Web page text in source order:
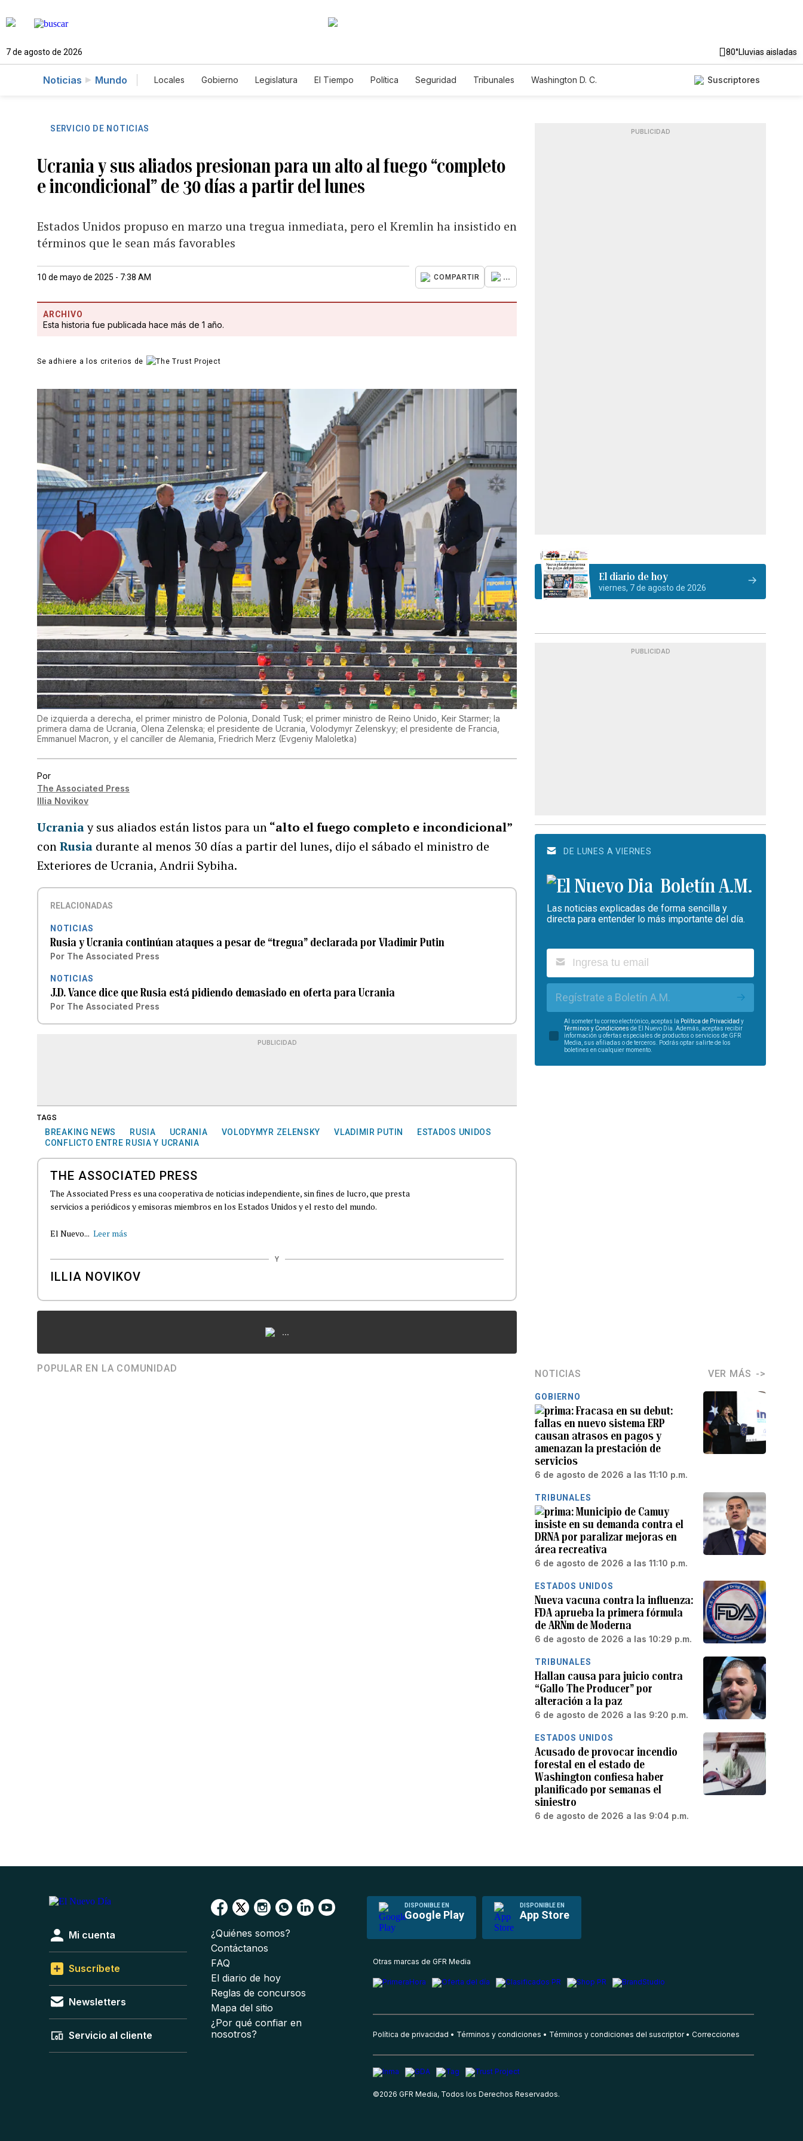
7 de agosto de 2026 80°Lluvias aisladas
Noticias Mundo Locales Gobierno Legislatura El Tiempo Política Seguridad Tribunales
Washington D. C.
Suscriptores
SERVICIO DE NOTICIAS
Ucrania y sus aliados presionan para un alto al fuego “completo
e incondicional” de 30 días a partir del lunes
Estados Unidos propuso en marzo una tregua inmediata, pero el Kremlin ha insistido en
términos que le sean más favorables
10 de mayo de 2025 - 7:38 AM COMPARTIR ...
ARCHIVO
Esta historia fue publicada hace más de 1 año.
Se adhiere a los criterios de
De izquierda a derecha, el primer ministro de Polonia, Donald Tusk; el primer ministro de Reino Unido, Keir Starmer; la
primera dama de Ucrania, Olena Zelenska; el presidente de Ucrania, Volodymyr Zelenskyy; el presidente de Francia,
Emmanuel Macron, y el canciller de Alemania, Friedrich Merz (Evgeniy Maloletka)
Por
The Associated Press
Illia Novikov
Ucraniay sus aliados están listos para un“alto el fuego completo e incondicional”
conRusia durante al menos 30 días a partir del lunes, dijo el sábado el ministro de
Exteriores de Ucrania, Andrii Sybiha.
RELACIONADAS
NOTICIAS
Rusia y Ucrania continúan ataques a pesar de “tregua” declarada por Vladimir Putin
Por The Associated Press
NOTICIAS
J.D. Vance dice que Rusia está pidiendo demasiado en oferta para Ucrania
Por The Associated Press
PUBLICIDAD
TAGS
BREAKING NEWS RUSIA UCRANIA VOLODYMYR ZELENSKY VLADIMIR PUTIN
ESTADOS UNIDOS
CONFLICTO ENTRE RUSIA Y UCRANIA
THE ASSOCIATED PRESS
The Associated Press es una cooperativa de noticias independiente, sin fines de lucro, que presta
servicios a periódicos y emisoras miembros en los Estados Unidos y el resto del mundo.
El Nuevo... Leer más
Y
ILLIA NOVIKOV
...
POPULAR EN LA COMUNIDAD
PUBLICIDAD
El diario de hoy
viernes, 7 de agosto de 2026
PUBLICIDAD
DE LUNES A VIERNES
Boletín A.M.
Las noticias explicadas de forma sencilla y
directa para entender lo más importante del día.
Regístrate a Boletín A.M.
Al someter tu correo electrónico, aceptas la Política de Privacidad y
Términos y Condiciones de El Nuevo Día. Además, aceptas recibir
información u ofertas especiales de productos o servicios de GFR
Media, sus afiliadas o de terceros. Podrás optar salirte de los
boletines en cualquier momento.
NOTICIAS VER MÁS
GOBIERNO
Fracasa en su debut:
fallas en nuevo sistema ERP
causan atrasos en pagos y
amenazan la prestación de
servicios
6 de agosto de 2026 a las 11:10 p.m.
TRIBUNALES
Municipio de Camuy
insiste en su demanda contra el
DRNA por paralizar mejoras en
área recreativa
6 de agosto de 2026 a las 11:10 p.m.
ESTADOS UNIDOS
Nueva vacuna contra la influenza:
FDA aprueba la primera fórmula
de ARNm de Moderna
6 de agosto de 2026 a las 10:29 p.m.
TRIBUNALES
Hallan causa para juicio contra
“Gallo The Producer” por
alteración a la paz
6 de agosto de 2026 a las 9:20 p.m.
ESTADOS UNIDOS
Acusado de provocar incendio
forestal en el estado de
Washington confiesa haber
planificado por semanas el
siniestro
6 de agosto de 2026 a las 9:04 p.m.
DISPONIBLE EN
Google Play
DISPONIBLE EN
App Store
Mi cuenta
Suscríbete
Newsletters
Servicio al cliente
¿Quiénes somos?
Contáctanos
FAQ
El diario de hoy
Reglas de concursos
Mapa del sitio
¿Por qué confiar en
nosotros?
Otras marcas de GFR Media
Política de privacidad Términos y condiciones Términos y condiciones del suscriptor Correcciones
©2026 GFR Media, Todos los Derechos Reservados.